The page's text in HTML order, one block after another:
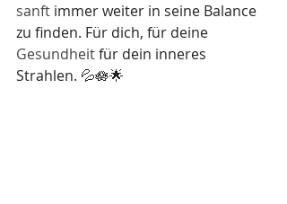
sanft immer weiter in seine Balance
zu finden. Für dich, für deine
Gesundheit für dein inneres
Strahlen. 💦🪷🌟